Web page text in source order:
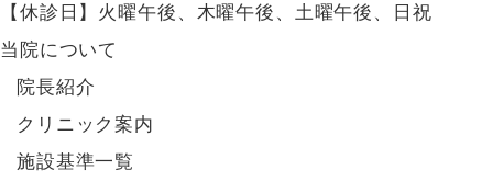
【休診日】火曜午後、木曜午後、土曜午後、日祝
当院について
院長紹介
クリニック案内
施設基準一覧